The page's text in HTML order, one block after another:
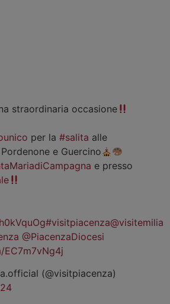
straordinaria occasione
per la#salita alle
e Guercino
e presso
#visitpiacenza@visitemilia
@PiacenzaDiocesi
(@visitpiacenza)